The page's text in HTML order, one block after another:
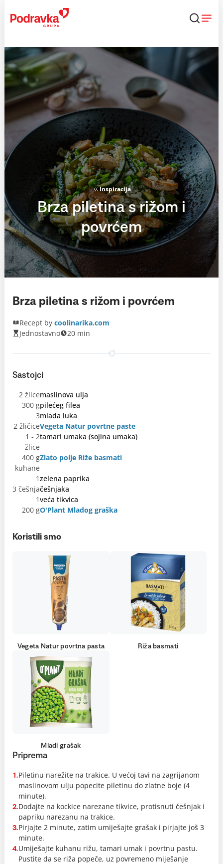
content
Inspiracija
Brza piletina s rižom i
povrćem
Brza piletina s rižom i povrćem
Recept by coolinarika.com
Jednostavno
20 min
Sastojci
2 žlicemaslinova ulja
300 gpilećeg filea
3mlada luka
2 žličiceVegeta Natur povrtne paste
1 - 2
žlice
tamari umaka (sojina umaka)
400 g
kuhane
Zlato polje Riže basmati
1zelena paprika
3 češnjačešnjaka
1veća tikvica
200 gO'Plant Mladog graška
Koristili smo
Vegeta Natur povrtna pasta Riža basmati
Mladi grašak
Priprema
1.Piletinu narežite na trakice. U većoj tavi na zagrijanom
maslinovom ulju popecite piletinu do zlatne boje (4
minute).
2.Dodajte na kockice narezane tikvice, protisnuti češnjak i
papriku narezanu na trakice.
3.Pirjajte 2 minute, zatim umiješajte grašak i pirjajte još 3
minute.
4.Umiješajte kuhanu rižu, tamari umak i povrtnu pastu.
Pustite da se riža popeče, uz povremeno miješanje